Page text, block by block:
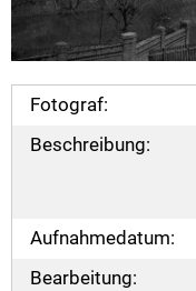
Fotograf:
Beschreibung:
Aufnahmedatum:
Bearbeitung: